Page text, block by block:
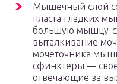
Мышечный слой
пласта гладких
большую мышцу-
выталкивание
мочеточника
сфинктеры —
отвечающие за